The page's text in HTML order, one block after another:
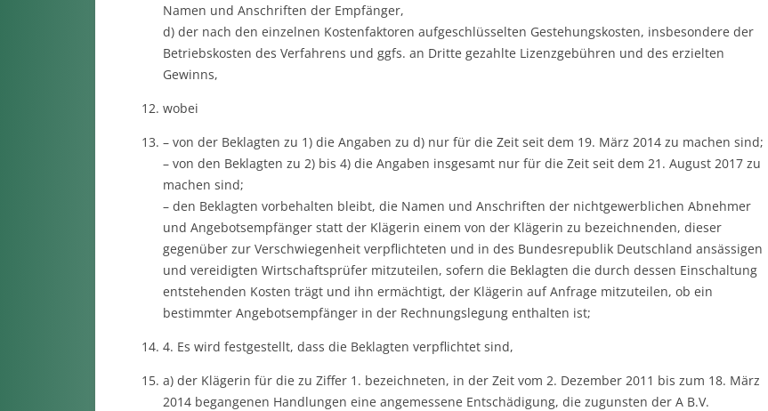
Namen und Anschriften der Empfänger,
d) der nach den einzelnen Kostenfaktoren aufgeschlüsselten Gestehungskosten, insbesondere der
Betriebskosten des Verfahrens und ggfs. an Dritte gezahlte Lizenzgebühren und des erzielten
Gewinns,
wobei
– von der Beklagten zu 1) die Angaben zu d) nur für die Zeit seit dem 19. März 2014 zu machen sind;
– von den Beklagten zu 2) bis 4) die Angaben insgesamt nur für die Zeit seit dem 21. August 2017 zu
machen sind;
– den Beklagten vorbehalten bleibt, die Namen und Anschriften der nichtgewerblichen Abnehmer
und Angebotsempfänger statt der Klägerin einem von der Klägerin zu bezeichnenden, dieser
gegenüber zur Verschwiegenheit verpflichteten und in des Bundesrepublik Deutschland ansässigen
und vereidigten Wirtschaftsprüfer mitzuteilen, sofern die Beklagten die durch dessen Einschaltung
entstehenden Kosten trägt und ihn ermächtigt, der Klägerin auf Anfrage mitzuteilen, ob ein
bestimmter Angebotsempfänger in der Rechnungslegung enthalten ist;
4. Es wird festgestellt, dass die Beklagten verpflichtet sind,
a) der Klägerin für die zu Ziffer 1. bezeichneten, in der Zeit vom 2. Dezember 2011 bis zum 18. März
2014 begangenen Handlungen eine angemessene Entschädigung, die zugunsten der A B.V.